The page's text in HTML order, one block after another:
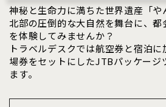
神秘と生命力に満ちた世界遺産「
北部の圧倒的な大自然を舞台に、
を体験してみませんか？
トラベルデスクでは航空券と宿泊
場券をセットにしたJTBパッケージ
ます。